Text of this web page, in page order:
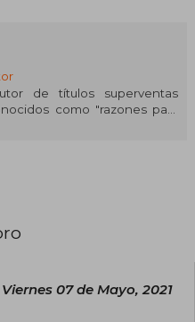
de títulos superventas
como "razones para
"apuntes sobre un planeta
solo en Gran Bretaña y
obra infantil más importante,
navidad".
Viernes 07 de Mayo, 2021